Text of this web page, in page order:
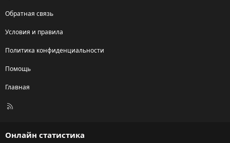
Обратная связь
Условия и правила
Политика конфиденциальности
Помощь
Главная
R
Онлайн статистика